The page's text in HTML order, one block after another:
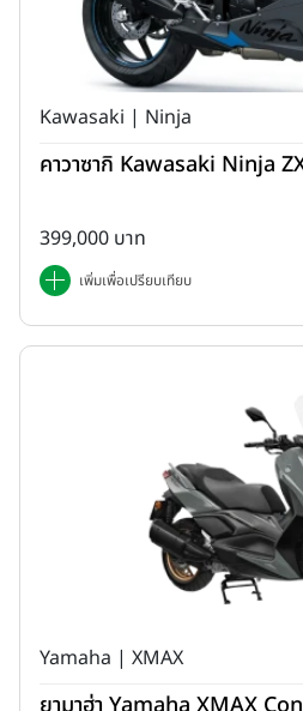
Kawasaki | Ninja
คาวาซากิ Kawasaki Ninja
399,000 บาท
เพิ่มเพื่อเปรียบเทียบ
Yamaha | XMAX